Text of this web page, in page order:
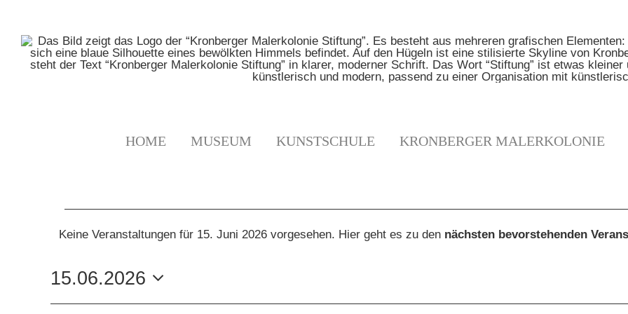
springen
HOME MUSEUM KUNSTSCHULE KRONBERGER MALERKOLONIE
VERANSTALTUNGEN
FÜR
15.
Keine Veranstaltungen für 15. Juni 2026 vorgesehen. Hier geht es zu den nächsten bevorstehenden
15.06.2026
Datum